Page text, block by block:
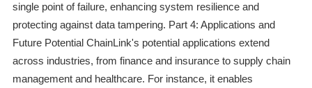
single point of failure, enhancing system resilience and
protecting against data tampering. Part 4: Applications and
Future Potential ChainLink's potential applications extend
across industries, from finance and insurance to supply chain
management and healthcare. For instance, it enables